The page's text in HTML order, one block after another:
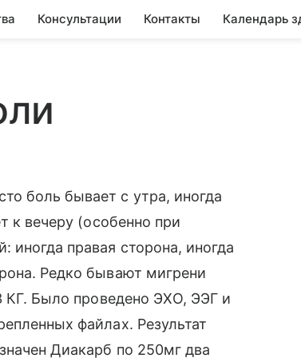
Консультации Контакты Календарь
боль бывает с утра, иногда
к вечеру (особенно при
иногда правая сторона, иногда
Редко бывают мигрени
КГ. Было проведено ЭХО, ЭЭГ и
файлах. Результат
Диакарб по 250мг два